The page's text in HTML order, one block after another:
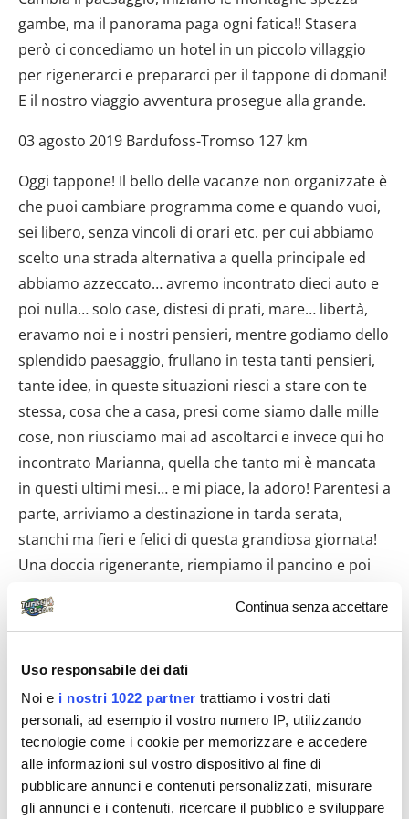
Continua senza accettare
Uso responsabile dei dati
Noi e i nostri 1022 partner trattiamo i vostri dati
personali, ad esempio il vostro numero IP, utilizzando
tecnologie come i cookie per memorizzare e accedere
alle informazioni sul vostro dispositivo al fine di
pubblicare annunci e contenuti personalizzati, misurare
gli annunci e i contenuti, ricercare il pubblico e sviluppare
gambe, ma il panorama paga ogni fatica!! Stasera
però ci concediamo un hotel in un piccolo villaggio
per rigenerarci e prepararci per il tappone di domani!
E il nostro viaggio avventura prosegue alla grande.
03 agosto 2019 Bardufoss-Tromso 127 km
Oggi tappone! Il bello delle vacanze non organizzate è
che puoi cambiare programma come e quando vuoi,
sei libero, senza vincoli di orari etc. per cui abbiamo
scelto una strada alternativa a quella principale ed
abbiamo azzeccato… avremo incontrato dieci auto e
poi nulla… solo case, distesi di prati, mare… libertà,
eravamo noi e i nostri pensieri, mentre godiamo dello
splendido paesaggio, frullano in testa tanti pensieri,
tante idee, in queste situazioni riesci a stare con te
stessa, cosa che a casa, presi come siamo dalle mille
cose, non riusciamo mai ad ascoltarci e invece qui ho
incontrato Marianna, quella che tanto mi è mancata
in questi ultimi mesi… e mi piace, la adoro! Parentesi a
parte, arriviamo a destinazione in tarda serata,
stanchi ma fieri e felici di questa grandiosa giornata!
Una doccia rigenerante, riempiamo il pancino e poi